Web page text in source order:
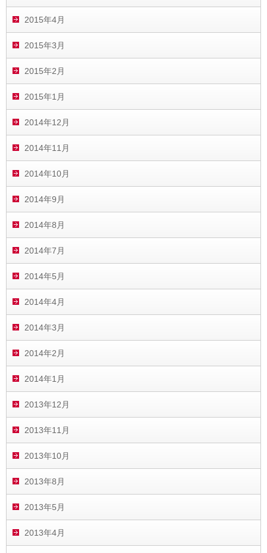
2015年4月
2015年3月
2015年2月
2015年1月
2014年12月
2014年11月
2014年10月
2014年9月
2014年8月
2014年7月
2014年5月
2014年4月
2014年3月
2014年2月
2014年1月
2013年12月
2013年11月
2013年10月
2013年8月
2013年5月
2013年4月